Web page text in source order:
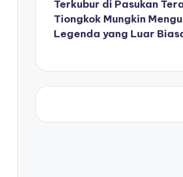
Terkubur di Pasukan
Tiongkok Mungkin
Legenda yang Luar